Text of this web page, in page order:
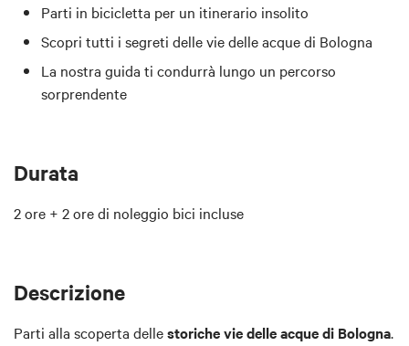
Parti in bicicletta per un itinerario insolito
Scopri tutti i segreti delle vie delle acque di Bologna
La nostra guida ti condurrà lungo un percorso
sorprendente
Durata
2 ore + 2 ore di noleggio bici incluse
Descrizione
Parti alla scoperta dellestoriche vie delle acque di Bologna.